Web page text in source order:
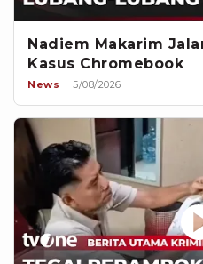
Nadiem Makarim
Kasus Chromebook
News 5/08/2026